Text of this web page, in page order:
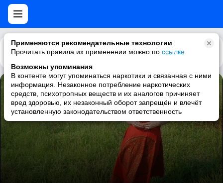
Применяются рекомендательные технологии
Прочитать правила их применении можно по ссылке
Возможны упоминания
В контенте могут упоминаться наркотики и связанная с ними
информация. Незаконное потребление наркотических
средств, психотропных веществ и их аналогов причиняет
вред здоровью, их незаконный оборот запрещён и влечёт
установленную законодательством ответственность
Каталог Рекомендации
Burn Witch Burn (Hypofixx Remix)
Ego Likeness